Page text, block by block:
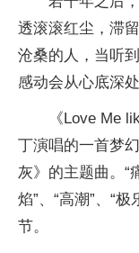
透滚滚红尘，滞
沧桑的人，当听
感动会从心底深
《Love Me
丁演唱的一首梦
灰》的主题曲。“
焰”、“高潮”、“
节。